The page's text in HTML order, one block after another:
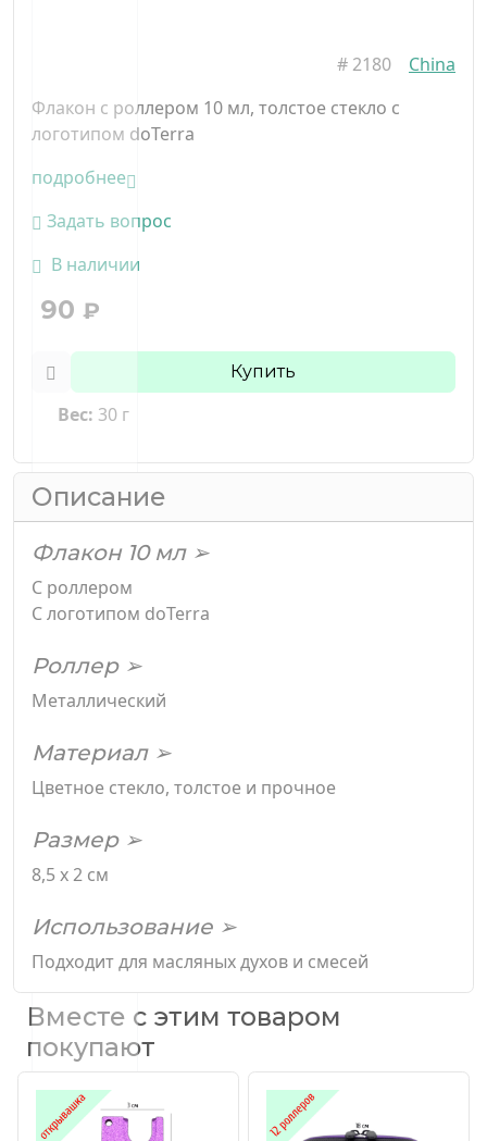
# 2180
China
Флакон с роллером 10 мл, толстое стекло с
логотипом doTerra
подробнее
Задать вопрос
В наличии
90 ₽
Купить
Вес: 30 г
Описание
Флакон 10 мл ➢
С роллером
С логотипом doTerra
Роллер ➢
Металлический
Материал ➢
Цветное стекло, толстое и прочное
Размер ➢
8,5 х 2 см
Использование ➢
Подходит для масляных духов и смесей
Вместе с этим товаром
покупают